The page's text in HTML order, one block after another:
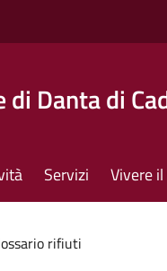
di Danta di
Servizi Vivere
rifiuti